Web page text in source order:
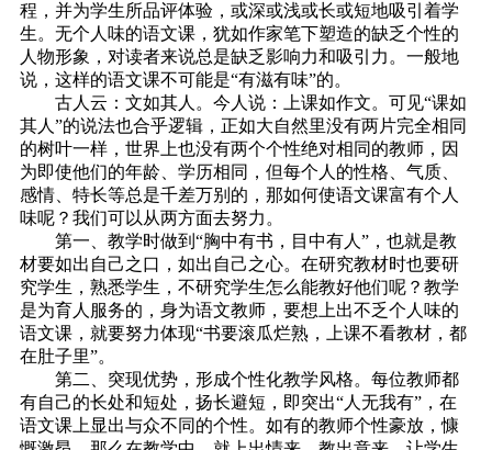
程，并为学生所品评体验，或深或浅或长或短地吸引着学
生。无个人味的语文课，犹如作家笔下塑造的缺乏个性的
人物形象，对读者来说总是缺乏影响力和吸引力。一般地
说，这样的语文课不可能是“有滋有味”的。
古人云：文如其人。今人说：上课如作文。可见“课如
其人”的说法也合乎逻辑，正如大自然里没有两片完全相同
的树叶一样，世界上也没有两个个性绝对相同的教师，因
为即使他们的年龄、学历相同，但每个人的性格、气质、
感情、特长等总是千差万别的，那如何使语文课富有个人
味呢？我们可以从两方面去努力。
第一、教学时做到“胸中有书，目中有人”，也就是教
材要如出自己之口，如出自己之心。在研究教材时也要研
究学生，熟悉学生，不研究学生怎么能教好他们呢？教学
是为育人服务的，身为语文教师，要想上出不乏个人味的
语文课，就要努力体现“书要滚瓜烂熟，上课不看教材，都
在肚子里”。
第二、突现优势，形成个性化教学风格。每位教师都
有自己的长处和短处，扬长避短，即突出“人无我有”，在
语文课上显出与众不同的个性。如有的教师个性豪放，慷